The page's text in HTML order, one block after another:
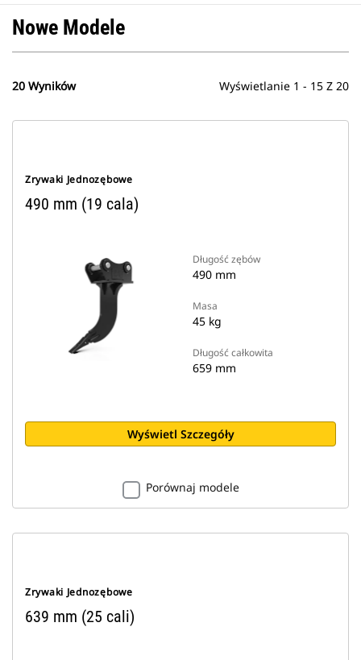
Nowe Modele
20 Wyników Wyświetlanie 1 - 15 Z 20
Zrywaki Jednozębowe
490 mm (19 cala)
Długość zębów
490 mm
Masa
45 kg
Długość całkowita
659 mm
Wyświetl Szczegóły
Porównaj modele
Zrywaki Jednozębowe
639 mm (25 cali)